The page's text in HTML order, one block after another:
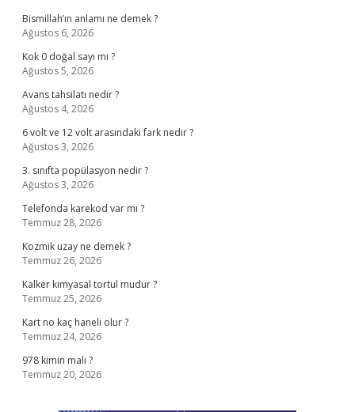
Bismillah’ın anlamı ne demek ?
Ağustos 6, 2026
Kok 0 doğal sayı mı ?
Ağustos 5, 2026
Avans tahsilatı nedir ?
Ağustos 4, 2026
6 volt ve 12 volt arasındaki fark nedir ?
Ağustos 3, 2026
3. sınıfta popülasyon nedir ?
Ağustos 3, 2026
Telefonda karekod var mı ?
Temmuz 28, 2026
Kozmik uzay ne demek ?
Temmuz 26, 2026
Kalker kimyasal tortul mudur ?
Temmuz 25, 2026
Kart no kaç haneli olur ?
Temmuz 24, 2026
978 kimin malı ?
Temmuz 20, 2026